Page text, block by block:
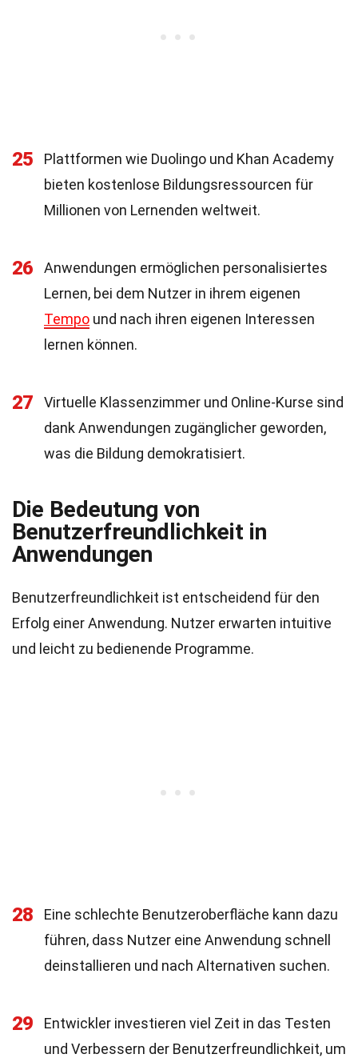
25
Plattformen wie Duolingo und Khan Academy
bieten kostenlose Bildungsressourcen für
Millionen von Lernenden weltweit.
26
Anwendungen ermöglichen personalisiertes
Lernen, bei dem Nutzer in ihrem eigenen
Tempo und nach ihren eigenen Interessen
lernen können.
27
Virtuelle Klassenzimmer und Online-Kurse sind
dank Anwendungen zugänglicher geworden,
was die Bildung demokratisiert.
Die Bedeutung von
Benutzerfreundlichkeit in
Anwendungen
Benutzerfreundlichkeit ist entscheidend für den
Erfolg einer Anwendung. Nutzer erwarten intuitive
und leicht zu bedienende Programme.
28
Eine schlechte Benutzeroberfläche kann dazu
führen, dass Nutzer eine Anwendung schnell
deinstallieren und nach Alternativen suchen.
29
Entwickler investieren viel Zeit in das Testen
und Verbessern der Benutzerfreundlichkeit, um